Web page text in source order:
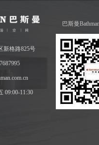
新格路825号
09:00-11:30
巴斯曼